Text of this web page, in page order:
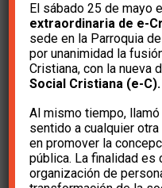
sociedad:
situación
El sábado 25 de mayo
extraordinaria de e-
sede en la Parroquia
por unanimidad la
Cristiana, con la nueva
Social Cristiana (e-C).
Al mismo tiempo,
sentido a cualquier
en promover la
pública. La finalidad es
organización de